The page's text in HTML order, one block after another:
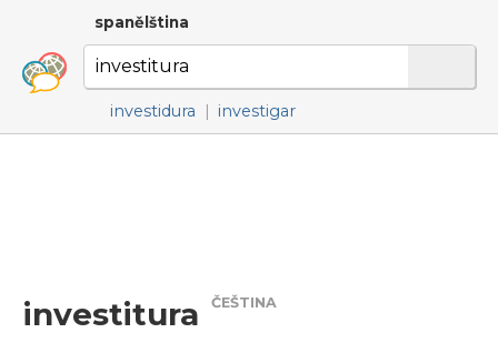
spanělština
investidura | investigar
investitura ČEŠTINA